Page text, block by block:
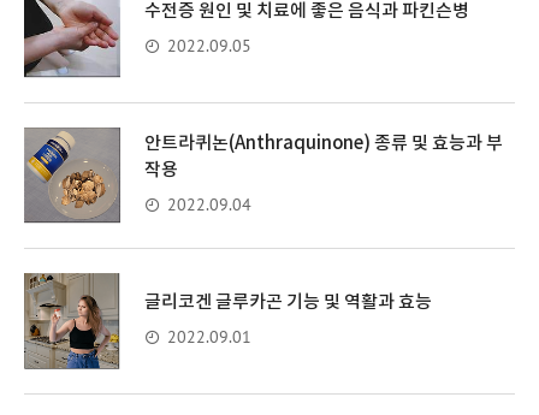
수전증 원인 및 치료에 좋은 음식과 파킨슨병
2022.09.05
안트라퀴논(Anthraquinone) 종류 및 효능과 부
작용
2022.09.04
글리코겐 글루카곤 기능 및 역활과 효능
2022.09.01